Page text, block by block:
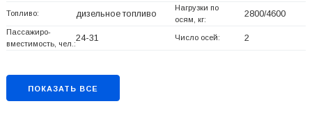
Топливо: дизельное топливо
Нагрузки по
осям, кг:
2800/4600
Пассажиро-
вместимость, чел.:
24-31 Число осей: 2
ПОКАЗАТЬ ВСЕ